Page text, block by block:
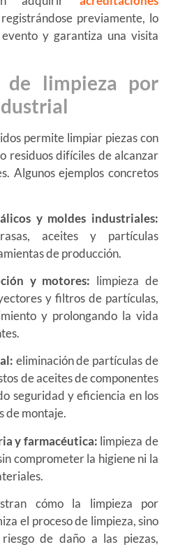
registrándose previamente, lo
y garantiza una visita
de limpieza por
permite limpiar piezas con
residuos difíciles de alcanzar
Algunos ejemplos concretos
y moldes industriales:
aceites y partículas
de producción.
y motores: limpieza de
y filtros de partículas,
y prolongando la vida
eliminación de partículas de
de aceites de componentes
seguridad y eficiencia en los
de montaje.
y farmacéutica: limpieza de
comprometer la higiene ni la
cómo la limpieza por
el proceso de limpieza, sino
de daño a las piezas,